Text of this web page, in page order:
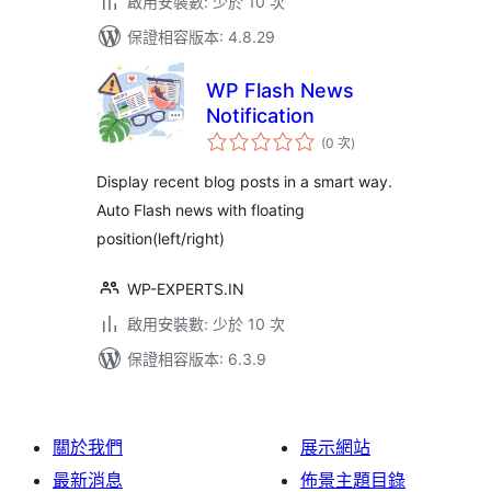
保證相容版本: 4.8.29
WP Flash News
Notification
(0 次評
分
數
)
Display recent blog posts in a smart way.
Auto Flash news with floating
position(left/right)
WP-EXPERTS.IN
啟用安裝數: 少於 10 次
保證相容版本: 6.3.9
關於我們
最新消息
展示網站
佈景主題目錄